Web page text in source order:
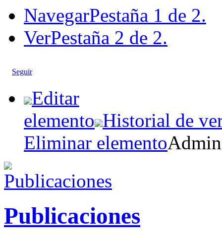
NavegarPestaña 1 de 2.
VerPestaña 2 de 2.
Seguir
Editar
elemento Historial de
Eliminar elemento
Publicaciones